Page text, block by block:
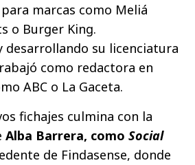
marcas como Meliá
o Burger King.
su licenciatura
como redactora en
ABC o La Gaceta.
fichajes culmina con la
Alba Barrera, como Social
de Findasense, donde